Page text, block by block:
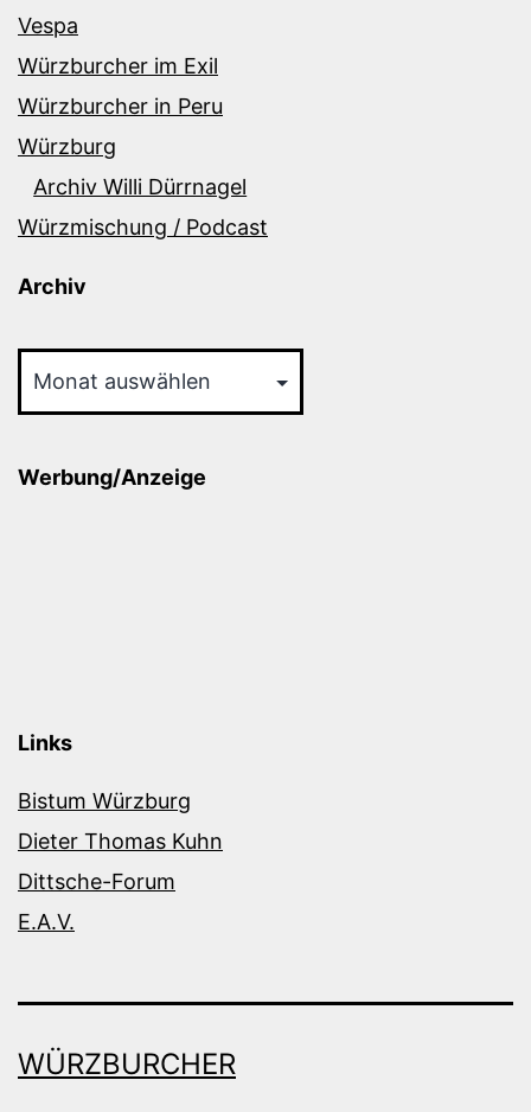
Vespa
Würzburcher im Exil
Würzburcher in Peru
Würzburg
Archiv Willi Dürrnagel
Würzmischung / Podcast
Archiv
Werbung/Anzeige
Links
Bistum Würzburg
Dieter Thomas Kuhn
Dittsche-Forum
E.A.V.
WÜRZBURCHER